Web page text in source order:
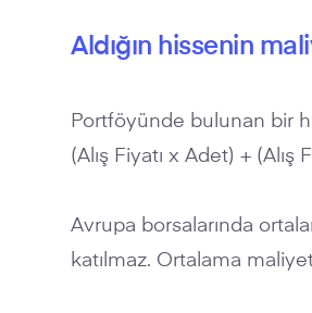
Aldığın hissenin
Portföyünde bulunan bir
(Alış Fiyatı x Adet) +
Avrupa borsalarında
katılmaz. Ortalama